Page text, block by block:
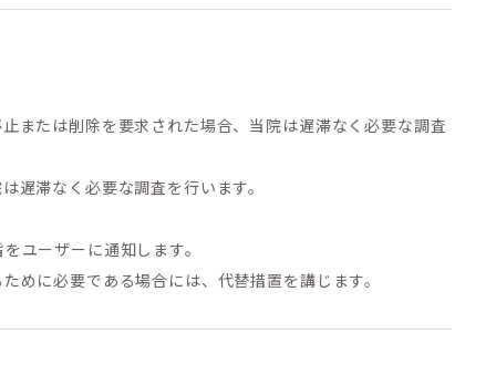
または削除を要求された場合、当院は遅滞なく必要な調査
遅滞なく必要な調査を行います。
ユーザーに通知します。
めに必要である場合には、代替措置を講じます。